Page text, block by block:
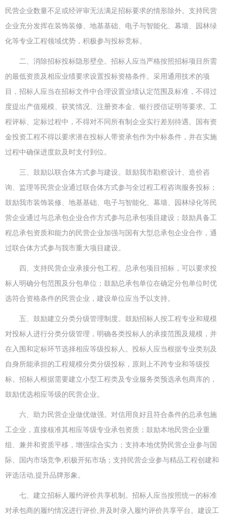
民营企业数量不足或经评审无法满足招标要求的情形除外。支持民营
企业充分发挥在装饰装修、地基基础、电子与智能化、幕墙、园林绿
化等专业工程领域优势，积极参与投标竞标。
二、消除招标投标隐形壁垒。招标人应当严格按照招标项目所需
的最低资质及相应业绩要求设置投标资格条件。采用通用技术的项
目，招标人应当在招标文件中合理设置业绩认定范围及标准，不得过
度提出产值规模、获奖情况、注册资本金、银行授信证明等要求。工
程评标、定标过程中，不得对不同所有制企业实行差别待遇。国有资
金投资工程不得以要求潜在投标人带资承包作为中标条件，并在实施
过程中确保进度款及时支付到位。
三、鼓励以联合体方式参与建设。鼓励我市勘察设计、造价咨
询、监理等民营企业通过联合体方式参与全过程工程咨询服务投标；
鼓励我市装饰装修、地基基础、电子与智能化、幕墙、园林绿化等民
营企业通过与总承包企业合作方式参与总承包项目建设；鼓励具备工
程总承包资质和能力的民营企业加强与国有大型总承包企业合作，通
过联合体方式参与我市重大项目建设。
四、支持民营企业承接分包工程。总承包项目招标，可以要求投
标人明确分包范围及分包单位；鼓励总承包单位在确定分包单位时优
选符合资格条件的民营企业，建设单位应当予以支持。
五、鼓励建立分类分级管理制度。鼓励招标人按工程专业和规模
对投标人进行分类分级管理，明确各类投标人的承接范围及规模，并
在入围和定标环节选择相应等级投标人。投标人应当根据专业类别及
自身所能承担的工程规模分类分级投标，原则上不跨专业和等级投
标。招标人根据需要建立小型工程类及专业服务类预选承包商库的，
鼓励优选相应等级的民营企业。
六、助力民营企业做优做强。对信用良好且符合条件的总承包施
工企业，直接核准其相应等级专业承包资质；鼓励本地民营企业重
组、兼并和资质平移，增强综合实力；支持本地优势民营企业参与国
际、国内市场竞争,积极开拓市场；支持民营企业参与精品工程创建和
评选活动,提升品牌形象。
七、建立招标人履约评价共享机制。招标人应当按照统一的标准
对承包商的履约情况进行评价,并及时录入履约评价共享平台。建设工